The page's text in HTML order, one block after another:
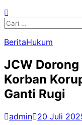
Cari
BeritaHukum
JCW
Korban
Ganti Rugi
admin 20 Juli